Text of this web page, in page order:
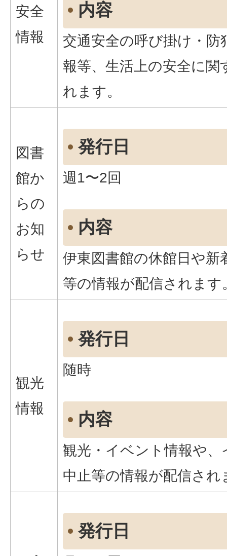
安全
情報
内容
交通安全の呼び掛け・防
報等、生活上の安全に関
れます。
図書
館か
らの
お知
らせ
発行日
週1〜2回
内容
伊東図書館の休館日や新
等の情報が配信されます
観光
情報
発行日
随時
内容
観光・イベント情報や
中止等の情報が配信され
発行日